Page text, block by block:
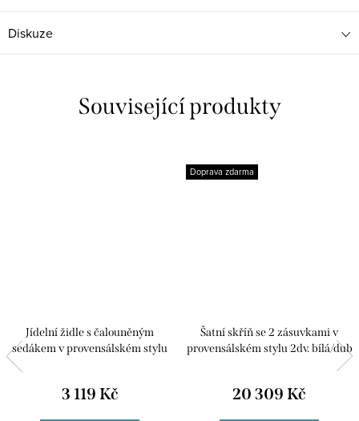
Diskuze
Související produkty
Jídelní židle s čalouněným
sedákem v provensálském stylu
3 119 Kč
Doprava zdarma
Šatní skříň se 2 zásuvkami v
provensálském stylu 2dv. bílá/dub
20 309 Kč